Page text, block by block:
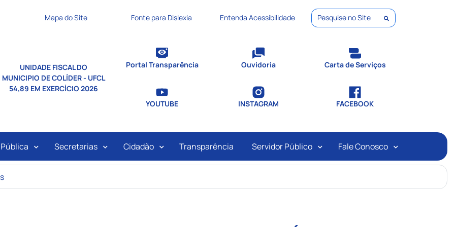
de acessibilidade
Mapa do Site Fonte para Dislexia Entenda Acessibilidade
Pesquisar
UNIDADE FISCAL DO
MUNICIPIO DE COLÍDER - UFCL
54,89 EM EXERCÍCIO 2026
Portal Transparência Ouvidoria Carta de Serviços
YOUTUBE INSTAGRAM FACEBOOK
Secretarias Cidadão Transparência Servidor Público Fale Conosco